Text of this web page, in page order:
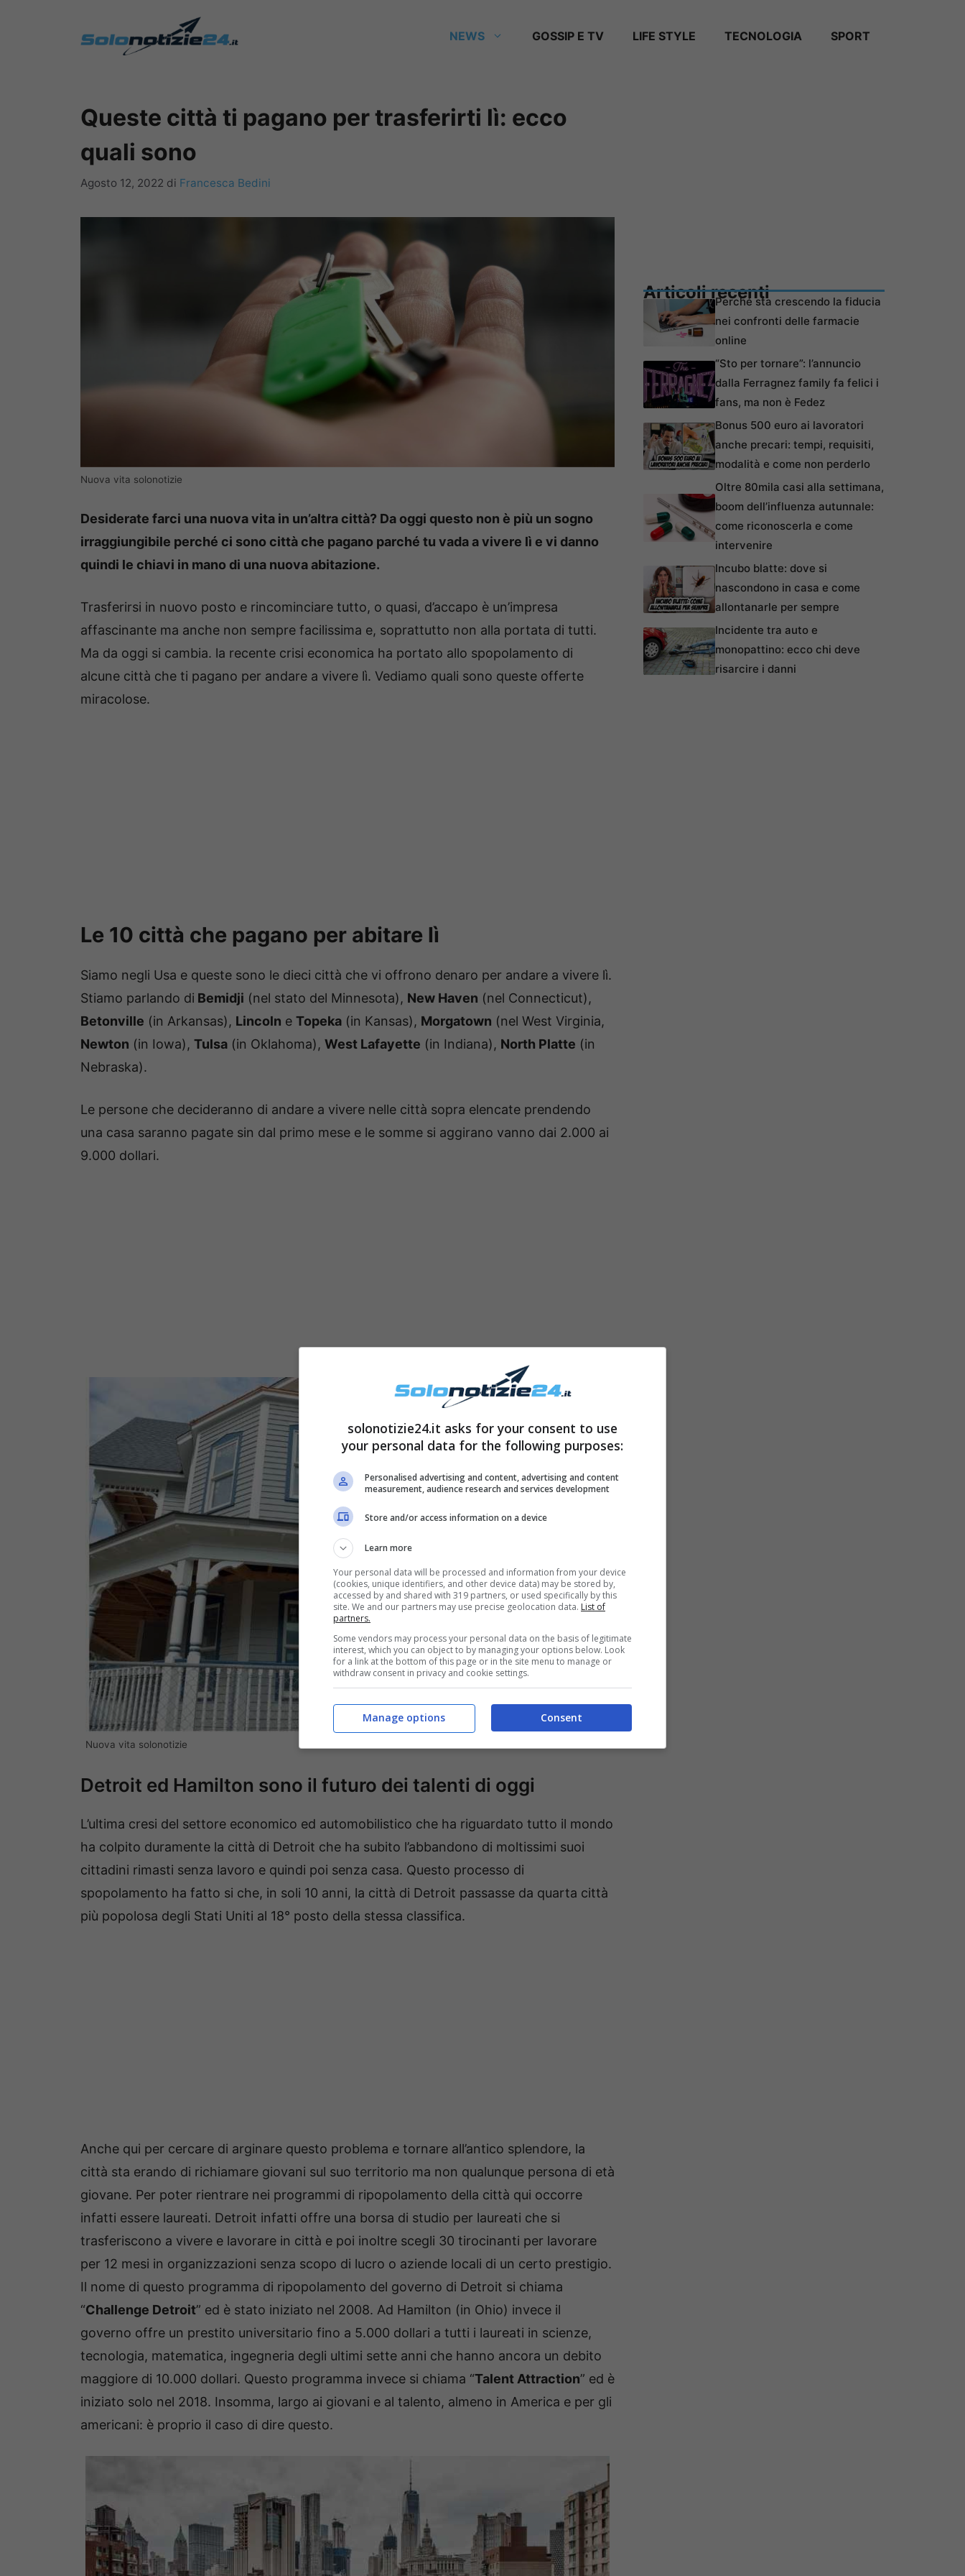
NEWS GOSSIP E TV LIFE STYLE TECNOLOGIA SPORT
Queste città ti pagano per trasferirti lì: ecco
quali sono
Agosto 12, 2022 di Francesca Bedini
Nuova vita solonotizie
Desiderate farci una nuova vita in un’altra città? Da oggi questo non è più un sogno
irraggiungibile perché ci sono città che pagano parché tu vada a vivere lì e vi danno
quindi le chiavi in mano di una nuova abitazione.
Trasferirsi in nuovo posto e rincominciare tutto, o quasi, d’accapo è un’impresa
affascinante ma anche non sempre facilissima e, soprattutto non alla portata di tutti.
Ma da oggi si cambia. la recente crisi economica ha portato allo spopolamento di
alcune città che ti pagano per andare a vivere lì. Vediamo quali sono queste offerte
miracolose.
Le 10 città che pagano per abitare lì
Siamo negli Usa e queste sono le dieci città che vi offrono denaro per andare a vivere lì.
Stiamo parlando di Bemidji (nel stato del Minnesota), New Haven (nel Connecticut),
Betonville (in Arkansas), Lincoln e Topeka (in Kansas), Morgatown (nel West Virginia,
Newton (in Iowa), Tulsa (in Oklahoma), West Lafayette (in Indiana), North Platte (in
Nebraska).
Le persone che decideranno di andare a vivere nelle città sopra elencate prendendo
una casa saranno pagate sin dal primo mese e le somme si aggirano vanno dai 2.000 ai
9.000 dollari.
Nuova vita solonotizie
Detroit ed Hamilton sono il futuro dei talenti di oggi
L’ultima cresi del settore economico ed automobilistico che ha riguardato tutto il mondo
ha colpito duramente la città di Detroit che ha subito l’abbandono di moltissimi suoi
cittadini rimasti senza lavoro e quindi poi senza casa. Questo processo di
spopolamento ha fatto si che, in soli 10 anni, la città di Detroit passasse da quarta città
più popolosa degli Stati Uniti al 18° posto della stessa classifica.
Anche qui per cercare di arginare questo problema e tornare all’antico splendore, la
città sta erando di richiamare giovani sul suo territorio ma non qualunque persona di età
giovane. Per poter rientrare nei programmi di ripopolamento della città qui occorre
infatti essere laureati. Detroit infatti offre una borsa di studio per laureati che si
trasferiscono a vivere e lavorare in città e poi inoltre scegli 30 tirocinanti per lavorare
per 12 mesi in organizzazioni senza scopo di lucro o aziende locali di un certo prestigio.
Il nome di questo programma di ripopolamento del governo di Detroit si chiama
“Challenge Detroit” ed è stato iniziato nel 2008. Ad Hamilton (in Ohio) invece il
governo offre un prestito universitario fino a 5.000 dollari a tutti i laureati in scienze,
tecnologia, matematica, ingegneria degli ultimi sette anni che hanno ancora un debito
maggiore di 10.000 dollari. Questo programma invece si chiama “Talent Attraction” ed è
iniziato solo nel 2018. Insomma, largo ai giovani e al talento, almeno in America e per gli
americani: è proprio il caso di dire questo.
Articoli recentiPerché sta crescendo la fiducia
nei confronti delle farmacie
online
“Sto per tornare”: l’annuncio
dalla Ferragnez family fa felici i
fans, ma non è Fedez
Bonus 500 euro ai lavoratori
anche precari: tempi, requisiti,
modalità e come non perderlo
Oltre 80mila casi alla settimana,
boom dell’influenza autunnale:
come riconoscerla e come
intervenire
Incubo blatte: dove si
nascondono in casa e come
allontanarle per sempre
Incidente tra auto e
monopattino: ecco chi deve
risarcire i danni
solonotizie24.it asks for your consent to use
your personal data for the following purposes:
Personalised advertising and content, advertising and content
measurement, audience research and services development
Store and/or access information on a device
Learn more
Your personal data will be processed and information from your device
(cookies, unique identifiers, and other device data) may be stored by,
accessed by and shared with 319 partners, or used specifically by this
site. We and our partners may use precise geolocation data. List of
partners.
Some vendors may process your personal data on the basis of legitimate
interest, which you can object to by managing your options below. Look
for a link at the bottom of this page or in the site menu to manage or
withdraw consent in privacy and cookie settings.
Consent
Manage options